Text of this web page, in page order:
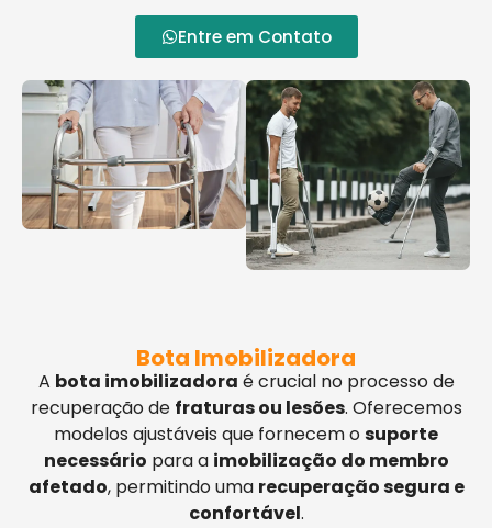
Entre em Contato
Bota Imobilizadora
A bota imobilizadora é crucial no processo de
recuperação de fraturas ou lesões. Oferecemos
modelos ajustáveis que fornecem osuporte
necessário para a imobilização do membro
afetado, permitindo uma recuperação segura e
confortável.